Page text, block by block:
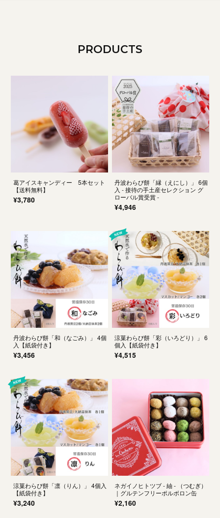
PRODUCTS
葛アイスキャンディー 5本セット
【送料無料】
¥3,780
丹波わらび餅「縁（えにし）」 6個
入 - 接待の手土産セレクション グ
ローバル賞受賞 -
¥4,946
丹波わらび餅「和（なごみ）」 4個
入【紙袋付き】
¥3,456
涼菓わらび餅「彩（いろどり）」 6
個入【紙袋付き】
¥4,515
涼菓わらび餅「凛（りん）」 4個入
【紙袋付き】
¥3,240
ネガイノヒトツブ - 紬 - （つむぎ）
｜グルテンフリーポルボロン缶
¥2,160